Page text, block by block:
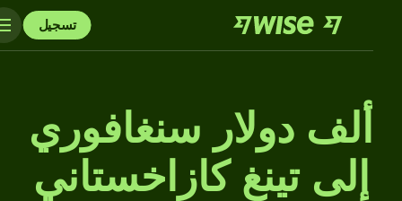
تسجيل
ألف دولار سنغافوري
إلى تينغ كازاخستاني